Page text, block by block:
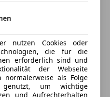
abblendend
Schwarz lackiert
verstellbar
Kombiinstrument
ab Stufe 0
& Rabatt holen
nutzen Cookies oder
die für die
erforderlich sind und
der Webseite
normalerweise als Folge
genutzt, um wichtige
und Aufrechterhalten